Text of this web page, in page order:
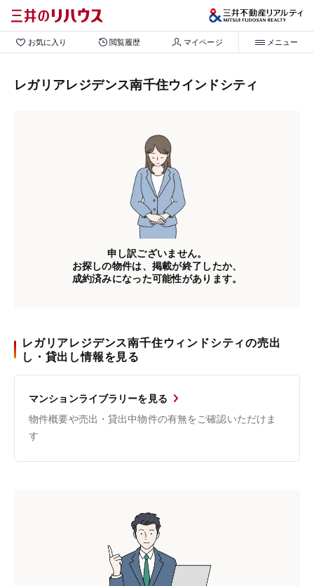
お気に入り 閲覧履歴 マイページ メニュー
レガリアレジデンス南千住ウインドシティ
申し訳ございません。
お探しの物件は、掲載が終了したか、
成約済みになった可能性があります。
レガリアレジデンス南千住ウィンドシティの売出
し・貸出し情報を見る
マンションライブラリーを見る
物件概要や売出・貸出中物件の有無をご確認いただけま
す